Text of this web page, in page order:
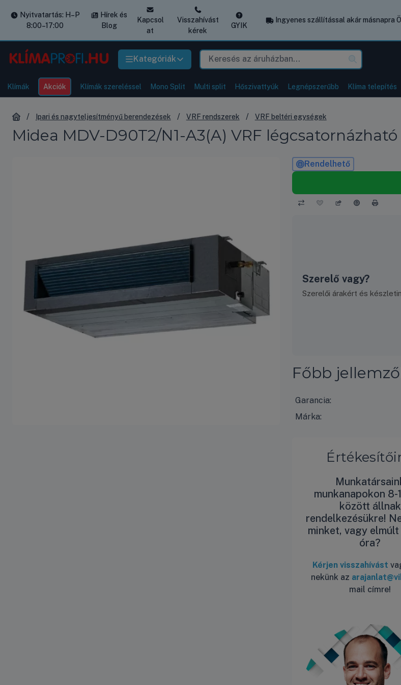
Kategóriák
Nyitvatartás: H–P
8:00–17:00
Hírek és
Blog
Kapcsol
at
Visszahívást
kérek
GYIK
Ingyenes szállítással akár másnapra
Klímák Akciók Klímák szereléssel Mono Split Multi split Hőszivattyúk Legnépszerűbb Klíma telepítés
Ipari és nagyteljesítményű berendezések VRF rendszerek VRF beltéri egységek
Midea MDV-D90T2/N1-A3(A) VRF
Rendelhető
Szerelő vagy?
Szerelői árakért és
Főbb
Garancia:
Márka:
munkanapokon 8-
között állnak
rendelkezésükre!
minket, vagy elmúlt
óra?
Kérjen visszahívást
nekünk az
mail címre!